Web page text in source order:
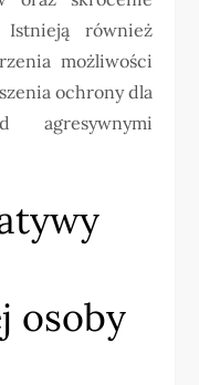
Istnieją również
możliwości
ochrony dla
agresywnymi
osoby